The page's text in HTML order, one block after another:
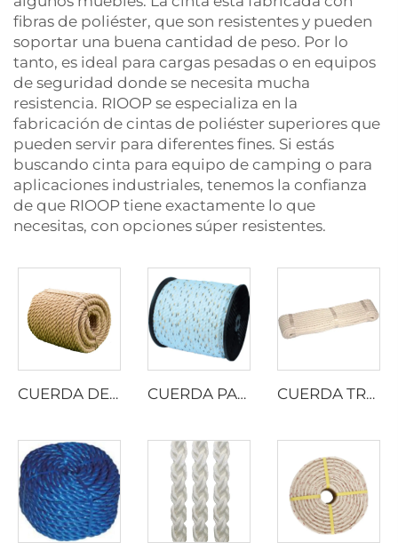
fibras de poliéster, que son resistentes y pueden
soportar una buena cantidad de peso. Por lo
tanto, es ideal para cargas pesadas o en equipos
de seguridad donde se necesita mucha
resistencia. RIOOP se especializa en la
fabricación de cintas de poliéster superiores que
pueden servir para diferentes fines. Si estás
buscando cinta para equipo de camping o para
aplicaciones industriales, tenemos la confianza
de que RIOOP tiene exactamente lo que
necesitas, con opciones súper resistentes.
CUERDA DE YUTE RETORCIDA CUERDA PARA CAMIONES DE CALIFORNIA CUERDA TRENZADA DE ALGODÓN